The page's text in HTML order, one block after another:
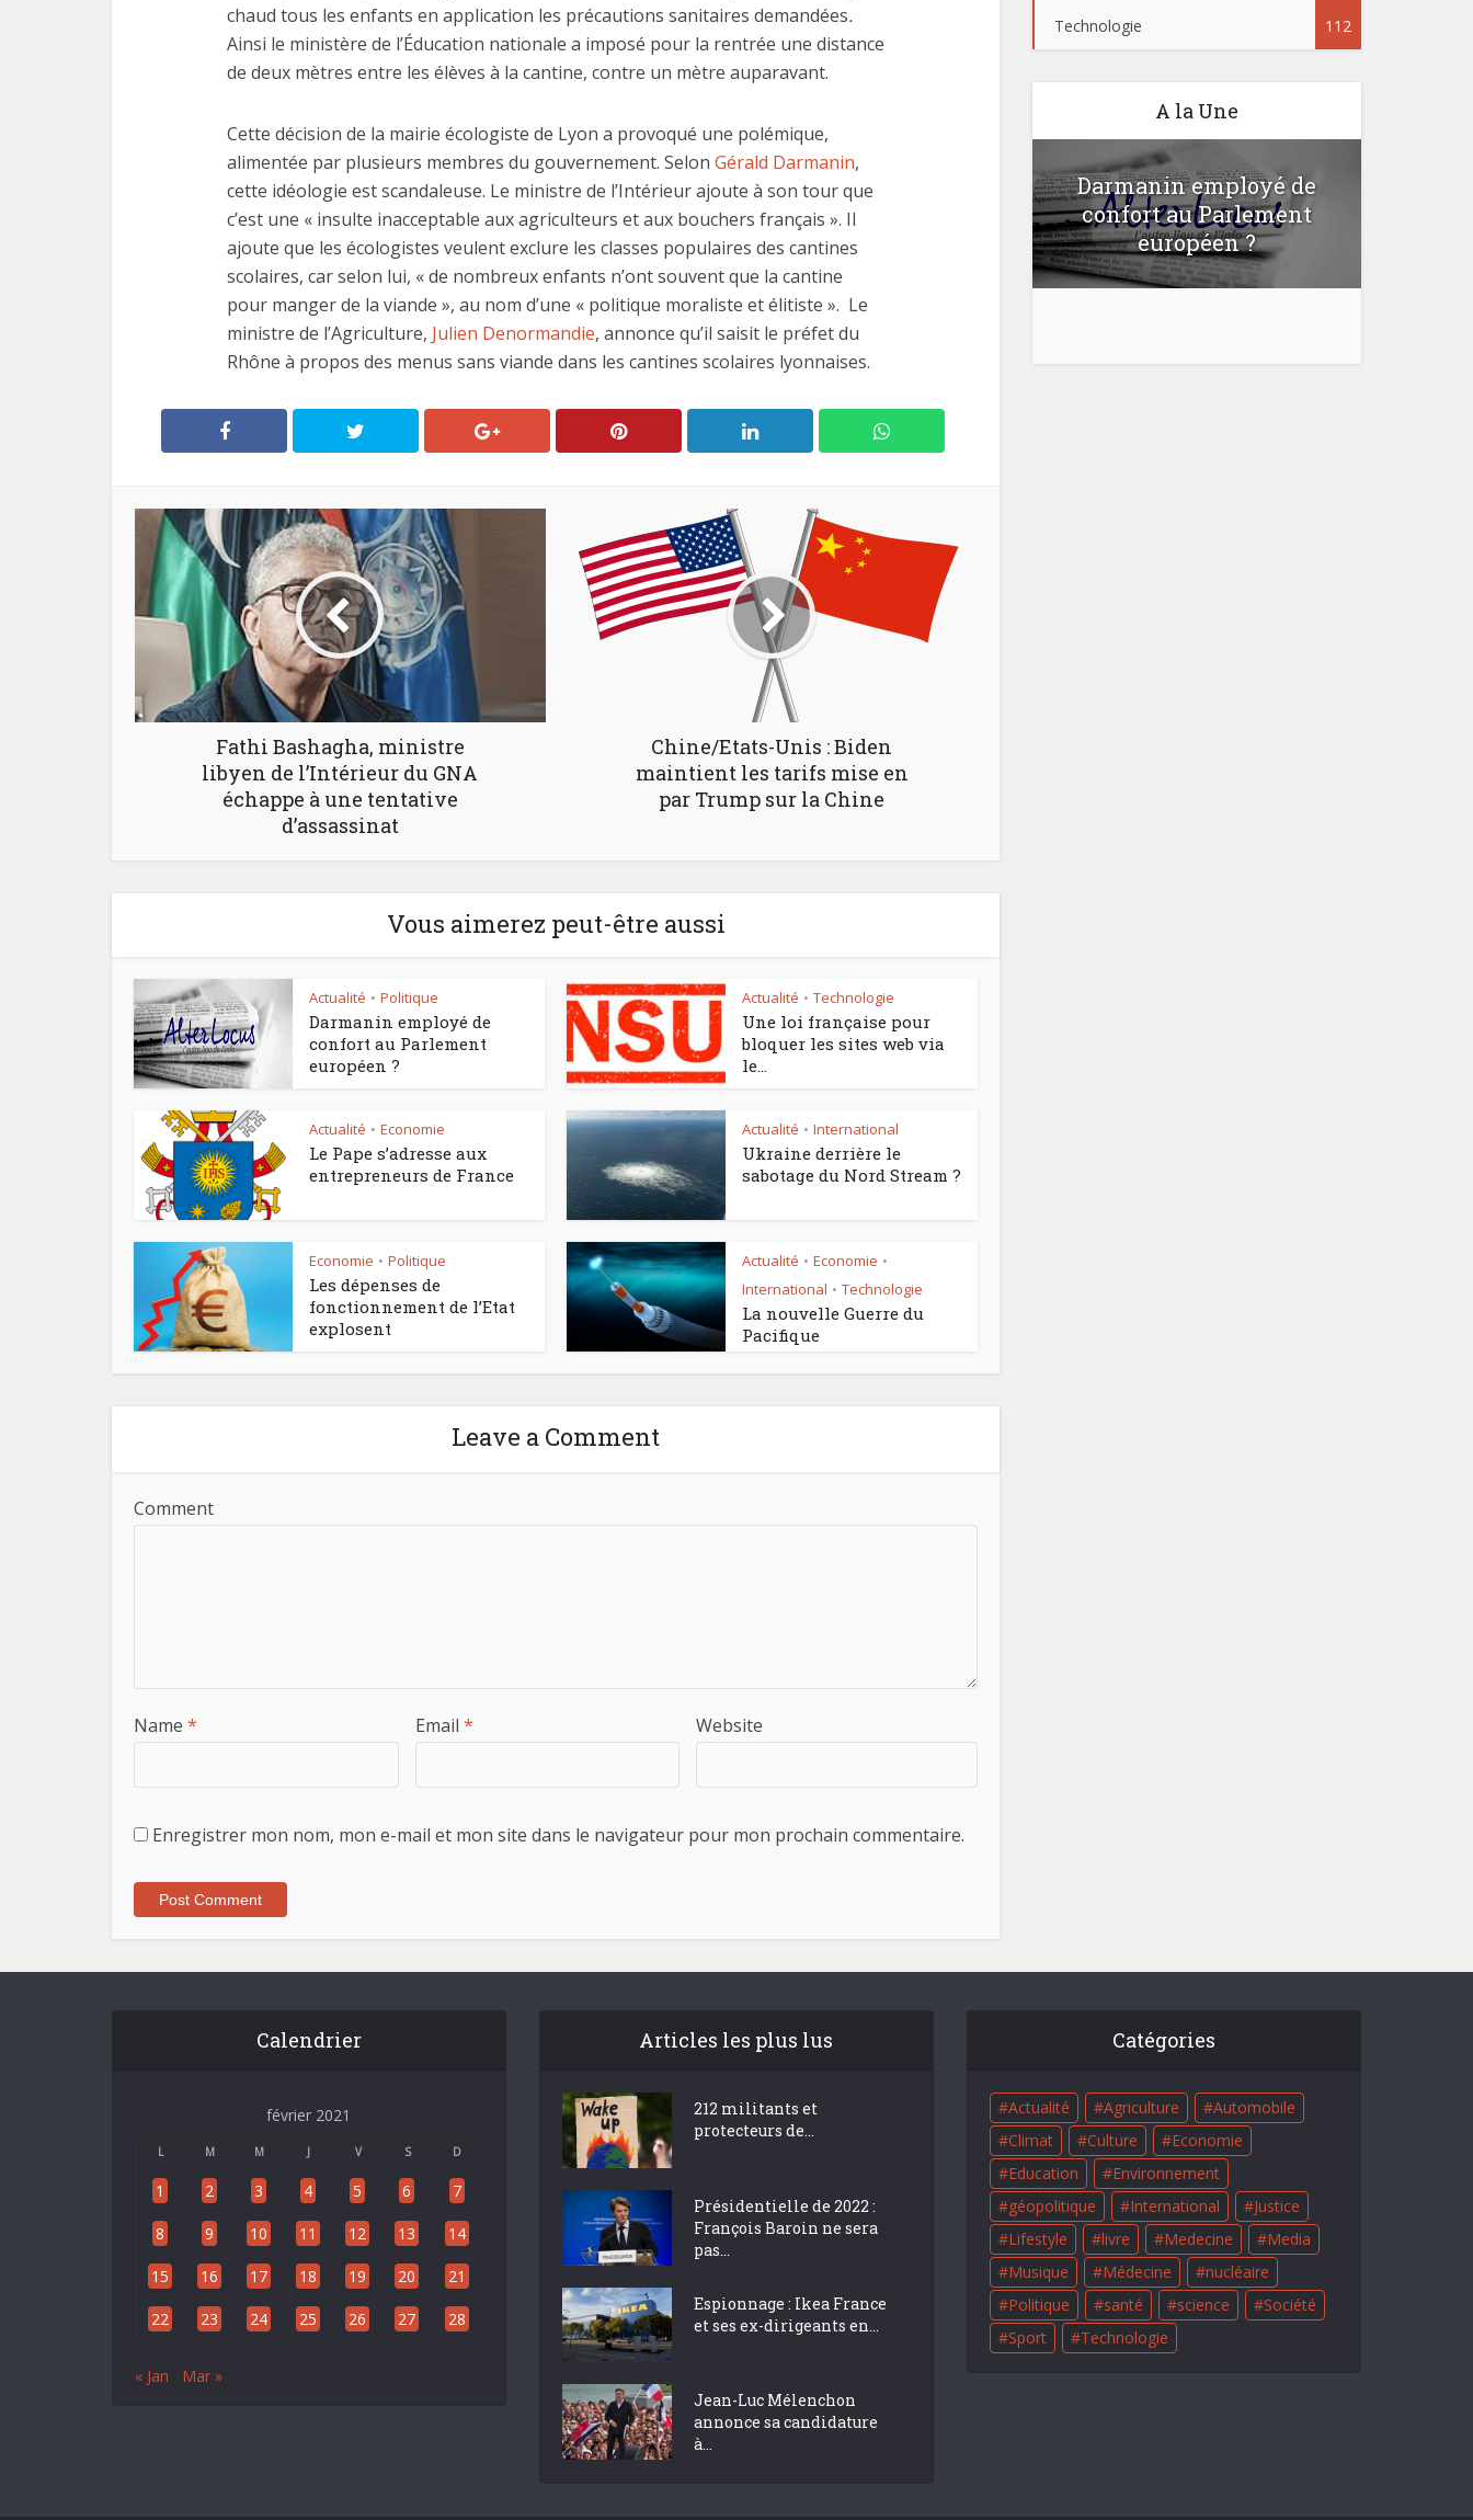
chaud tous les enfants en application les précautions sanitaires demandées.
Ainsi le ministère de l’Éducation nationale a imposé pour la rentrée une distance
de deux mètres entre les élèves à la cantine, contre un mètre auparavant.
Cette décision de la mairie écologiste de Lyon a provoqué une polémique,
alimentée par plusieurs membres du gouvernement. Selon Gérald Darmanin,
cette idéologie est scandaleuse. Le ministre de l’Intérieur ajoute à son tour que
c’est une « insulte inacceptable aux agriculteurs et aux bouchers français ». Il
ajoute que les écologistes veulent exclure les classes populaires des cantines
scolaires, car selon lui, « de nombreux enfants n’ont souvent que la cantine
pour manger de la viande », au nom d’une « politique moraliste et élitiste ». Le
ministre de l’Agriculture, Julien Denormandie, annonce qu’il saisit le préfet du
Rhône à propos des menus sans viande dans les cantines scolaires lyonnaises.
Fathi Bashagha, ministre
libyen de l’Intérieur du GNA
échappe à une tentative
d’assassinat
Chine/Etats-Unis : Biden
maintient les tarifs mise en
par Trump sur la Chine
Vous aimerez peut-être aussi
Actualité • Politique
Darmanin employé de
confort au Parlement
européen ?
Actualité • Technologie
Une loi française pour
bloquer les sites web via
le...
Actualité • Economie
Le Pape s’adresse aux
entrepreneurs de France
Actualité • International
Ukraine derrière le
sabotage du Nord Stream ?
Economie • Politique
Les dépenses de
fonctionnement de l’Etat
explosent
Actualité • Economie •
International • Technologie
La nouvelle Guerre du
Pacifique
Leave a Comment
Comment
Name * Email * Website
Enregistrer mon nom, mon e-mail et mon site dans le navigateur pour mon prochain commentaire.
Technologie 112
A la Une
Les dépenses de
fonctionnement de l’Etat
explosent
La nouvelle Guerre du
Pacifique
Darmanin employé de
confort au Parlement
européen ?
Calendrier
février 2021
L M M J V S D
1 2 3 4 5 6 7
8 9 10 11 12 13 14
15 16 17 18 19 20 21
22 23 24 25 26 27 28
« Jan Mar »
Articles les plus lus
212 militants et
protecteurs de...
Présidentielle de 2022 :
François Baroin ne sera
pas...
Espionnage : Ikea France
et ses ex-dirigeants en...
Jean-Luc Mélenchon
annonce sa candidature
à...
Catégories
Actualité Agriculture
Automobile
Climat
Culture
Economie
Education
Environnement
géopolitique
International
Justice
Lifestyle
livre Medecine
Media
Musique
Médecine
nucléaire
Politique
santé science
Société
Sport
Technologie